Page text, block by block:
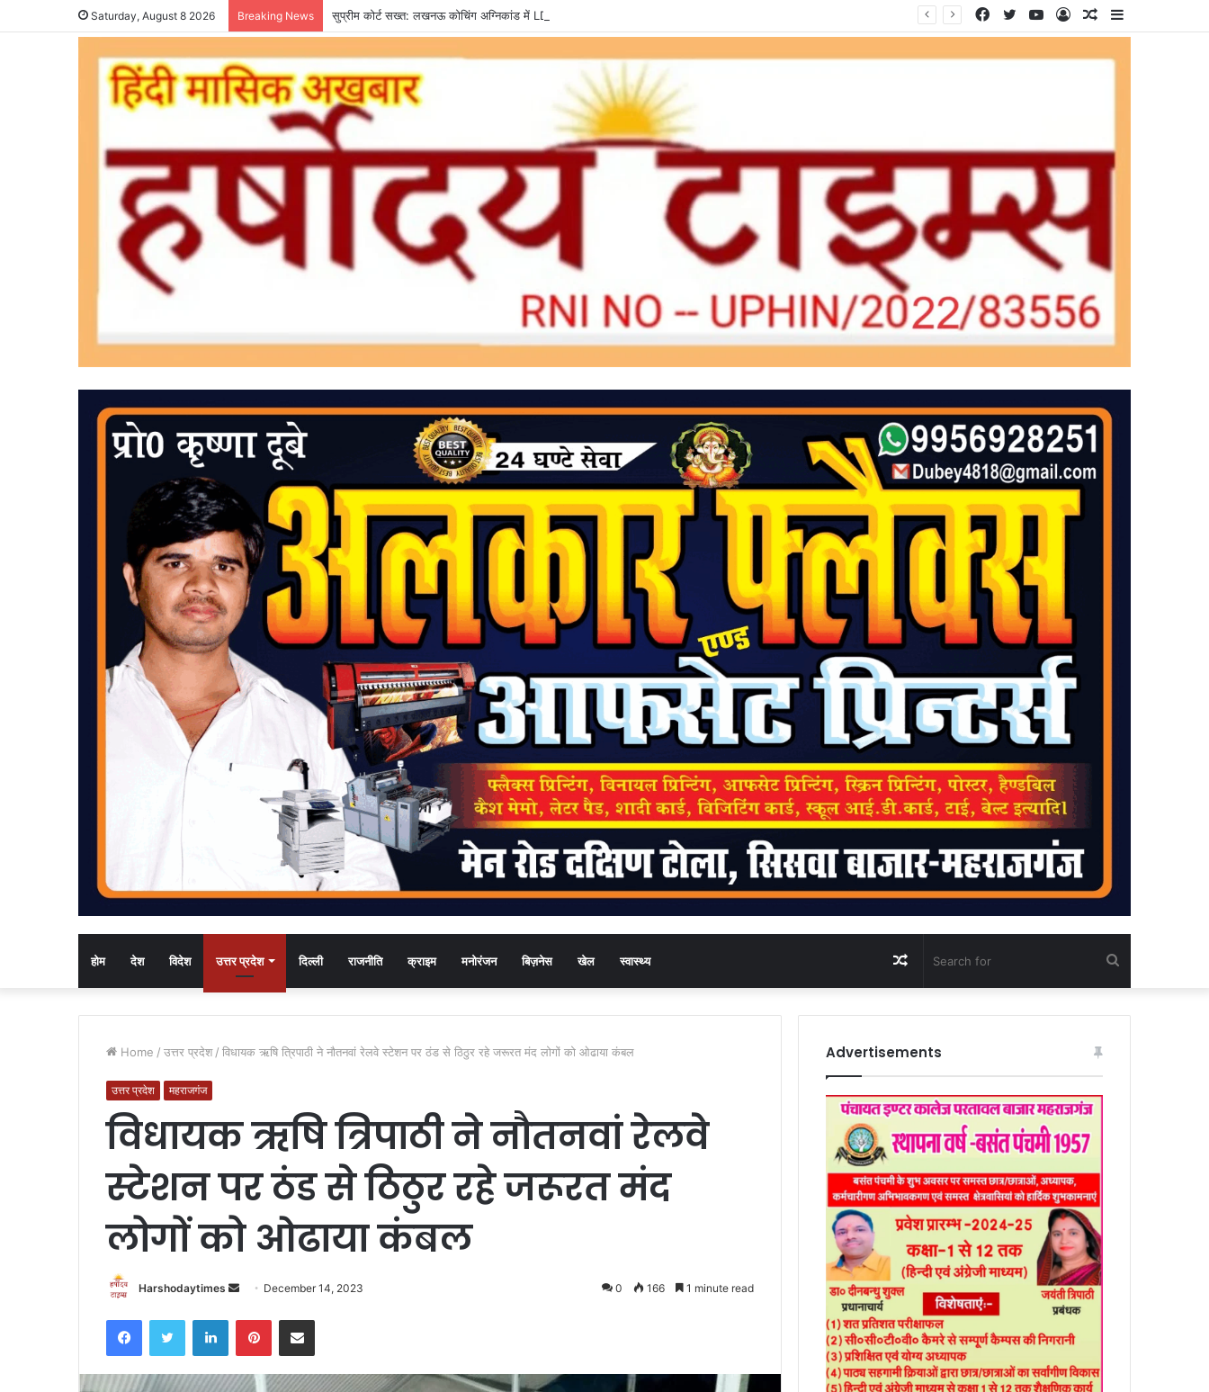
Saturday, August 8 2026 Breaking News सुप्रीम कोर्ट सख्त: लखनऊ कोचिंग अग्निकांड में LDA उपाध्यक्ष तलब, SIT से मांगी सीलबंद रिपोर्ट Sidebar
Random
Log
YouTube
Twitter
Facebook
होम देश विदेश उत्तर प्रदेश दिल्ली राजनीति क्राइम मनोरंजन बिज़नेस खेल स्वास्थ्य
for
Random
Article
Home / उत्तर प्रदेश / विधायक ऋषि त्रिपाठी ने नौतनवां रेलवे स्टेशन पर ठंड से ठिठुर रहे जरूरत मंद लोगों को ओढाया कंबल
उत्तर प्रदेश महराजगंज
विधायक ऋषि त्रिपाठी ने नौतनवां रेलवे
स्टेशन पर ठंड से ठिठुर रहे जरूरत मंद
लोगों को ओढाया कंबल
Harshodaytimes
Send
email
December 14, 2023 0 166 1 minute read
FacebookTwitter LinkedInPinterestShare via Email
Advertisements